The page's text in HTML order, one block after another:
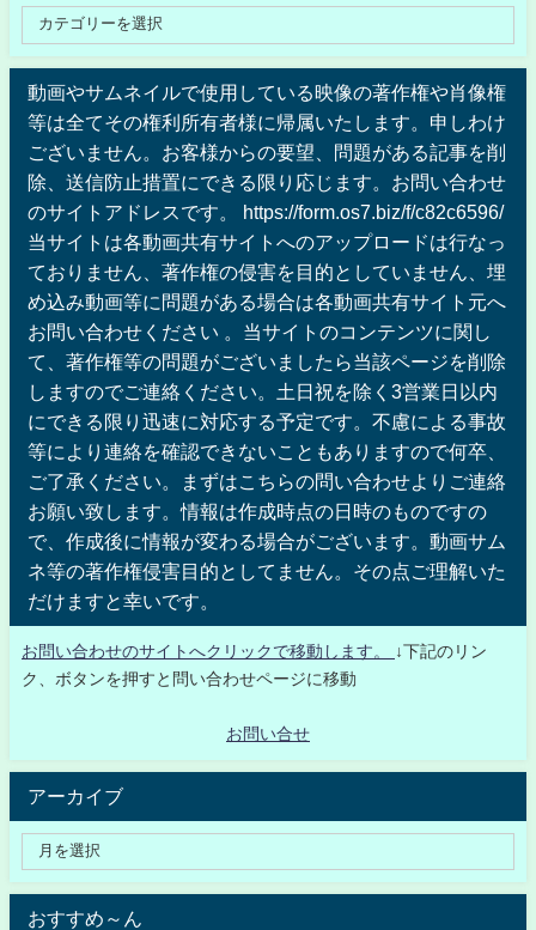
動画やサムネイルで使用している映像の著作権や肖像権
等は全てその権利所有者様に帰属いたします。申しわけ
ございません。お客様からの要望、問題がある記事を削
除、送信防止措置にできる限り応じます。お問い合わせ
のサイトアドレスです。 https://form.os7.biz/f/c82c6596/
当サイトは各動画共有サイトへのアップロードは行なっ
ておりません、著作権の侵害を目的としていません、埋
め込み動画等に問題がある場合は各動画共有サイト元へ
お問い合わせください 。当サイトのコンテンツに関し
て、著作権等の問題がございましたら当該ページを削除
しますのでご連絡ください。土日祝を除く3営業日以内
にできる限り迅速に対応する予定です。不慮による事故
等により連絡を確認できないこともありますので何卒、
ご了承ください。まずはこちらの問い合わせよりご連絡
お願い致します。情報は作成時点の日時のものですの
で、作成後に情報が変わる場合がございます。動画サム
ネ等の著作権侵害目的としてません。その点ご理解いた
だけますと幸いです。
お問い合わせのサイトへクリックで移動します。
↓下記のリン
ク、ボタンを押すと問い合わせページに移動
お問い合せ
アーカイブ
おすすめ～ん